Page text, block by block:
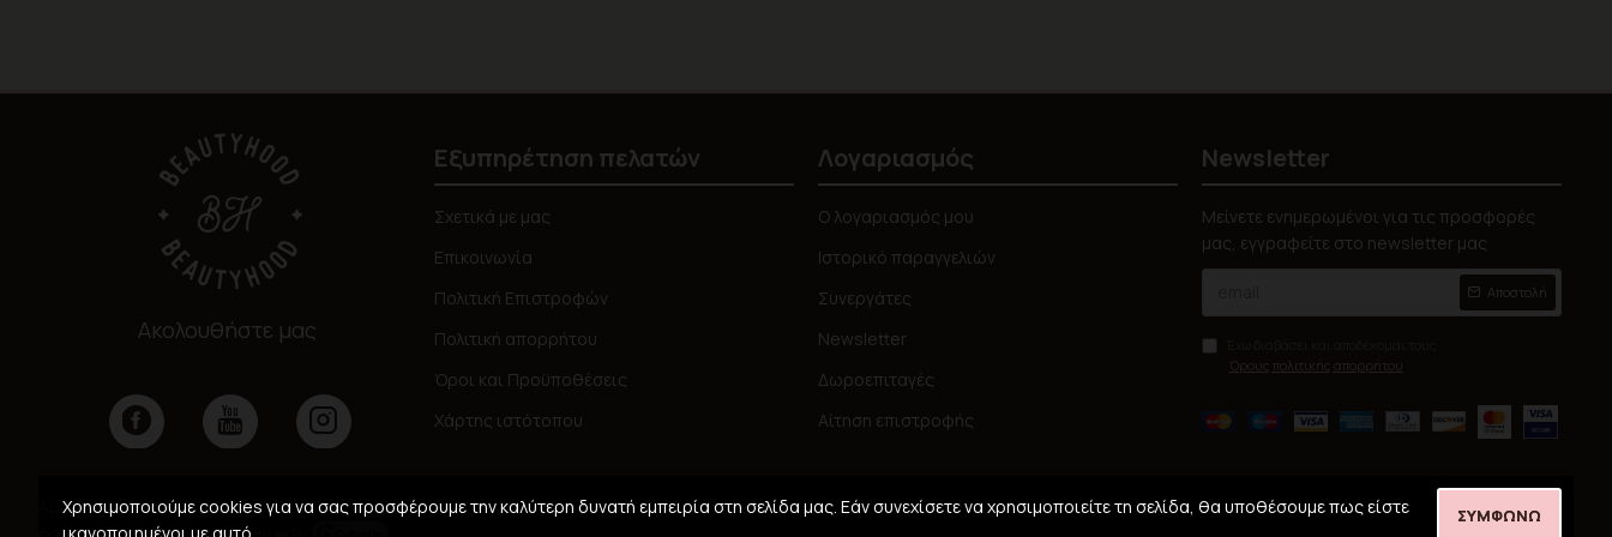
Ακολουθήστε μας
Εξυπηρέτηση πελατών
Σχετικά με μας
Επικοινωνία
Πολιτική Επιστροφών
Πολιτική απορρήτου
Όροι και Προϋποθέσεις
Χάρτης ιστότοπου
Λογαριασμός
Ο λογαριασμός μου
Ιστορικό παραγγελιών
Συνεργάτες
Newsletter
Δωροεπιταγές
Αίτηση επιστροφής
Newsletter
Μείνετε ενημερωμένοι για τις προσφορές
μας, εγγραφείτε στο newsletter μας
Αποστολή
Όρους πολιτικής απορρήτου
Αρ. ΓΕΜΗ: 159911008000 ΣΥΜΦΩΝΏ
Χρησιμοποιούμε cookies για να σας προσφέρουμε την καλύτερη δυνατή εμπειρία στη σελίδα μας. Εάν συνεχίσετε να χρησιμοποιείτε τη σελίδα, θα υποθέσουμε πως είστε